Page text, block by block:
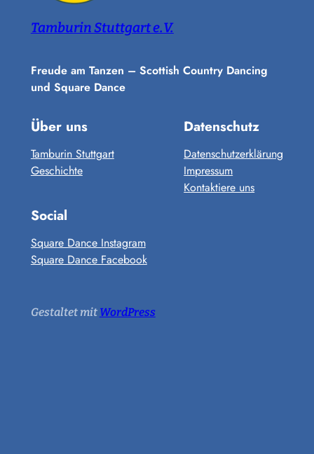
Tamburin Stuttgart e.V.
Freude am Tanzen – Scottish Country Dancing
und Square Dance
Über uns
Tamburin Stuttgart
Geschichte
Datenschutz
Datenschutzerklärung
Impressum
Kontaktiere uns
Social
Square Dance Instagram
Square Dance Facebook
Gestaltet mit WordPress